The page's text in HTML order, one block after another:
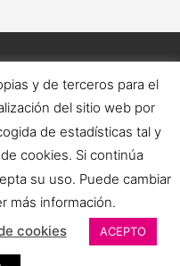
Estatal | FELGTBI+ |
y de terceros para el
del sitio web por
de estadísticas tal y
cookies. Si continúa
su uso. Puede cambiar
más información.
cookies
ACEPTO